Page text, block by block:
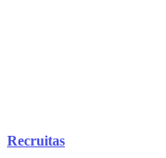
Recruitas